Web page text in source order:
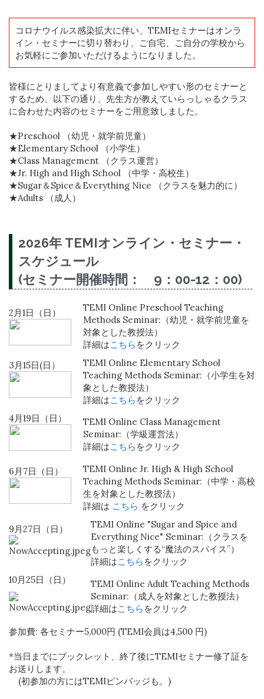
コロナウイルス感染拡大に伴い、TEMIセミナーはオンラ
イン・セミナーに切り替わり、ご自宅、ご自分の学校から
お気軽にご参加いただけるようになりました。
皆様にとりましてより有意義で参加しやすい形のセミナーと
するため、以下の通り、先生方が教えていらっしゃるクラス
に合わせた内容のセミナーをご用意致しました。
★Preschool （幼児・就学前児童）
★Elementary School （小学生）
★Class Management （クラス運営）
★Jr. High and High School （中学・高校生）
★Sugar＆Spice＆Everything Nice （クラスを魅力的に）
★Adults （成人）
2026年 TEMIオンライン・セミナー・
スケジュール
(セミナー開催時間： 9：00-12：00)
2月1日（日）
TEMI Online Preschool Teaching
Methods Seminar:（幼児・就学前児童を
対象とした教授法）
詳細はこちら をクリック
3月15日(日）
TEMI Online Elementary School
Teaching Methods Seminar:（小学生を対
象とした教授法）
詳細はこちら をクリック
4月19日（日）
TEMI Online Class Management
Seminar:（学級運営法）
詳細はこちら をクリック
6月7日（日）
TEMI Online Jr. High & High School
Teaching Methods Seminar:（中学・高校
生を対象とした教授法）
詳細は こちら をクリック
9月27日（日）
TEMI Online "Sugar and Spice and
Everything Nice" Seminar:（クラスを
もっと楽しくする“魔法のスパイス”）
詳細はこちら をクリック
10月25日（日）
TEMI Online Adult Teaching Methods
Seminar:（成人を対象とした教授法）
詳細はこちら をクリック
参加費: 各セミナー5,000円 (TEMI会員は4,500 円)
*当日までにブックレット、終了後にTEMIセミナー修了証を
お送りします。
(初参加の方にはTEMIピンバッジも。)